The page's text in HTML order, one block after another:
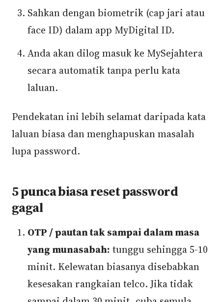
Sahkan dengan biometrik (cap jari atau
face ID) dalam app MyDigital ID.
Anda akan dilog masuk ke MySejahtera
secara automatik tanpa perlu kata
laluan.
Pendekatan ini lebih selamat daripada kata
laluan biasa dan menghapuskan masalah
lupa password.
5 punca biasa reset password
gagal
OTP / pautan tak sampai dalam masa
yang munasabah: tunggu sehingga 5-10
minit. Kelewatan biasanya disebabkan
kesesakan rangkaian telco. Jika tidak